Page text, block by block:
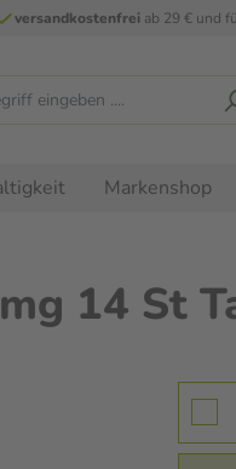
versandkostenfreiab 29 € und
Markenshop
14 St